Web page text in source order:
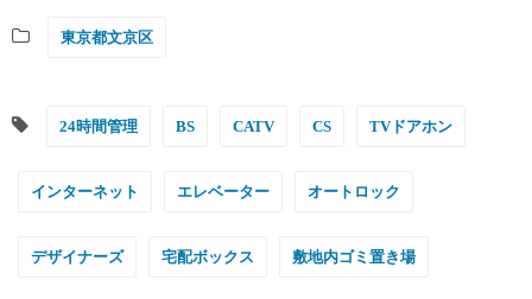
東京都文京区
24時間管理 BS CATV CS TVドアホン
インターネット エレベーター オートロック
デザイナーズ 宅配ボックス 敷地内ゴミ置き場